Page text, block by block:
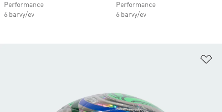
Performance
6 barvy/ev
Performance
6 barvy/ev